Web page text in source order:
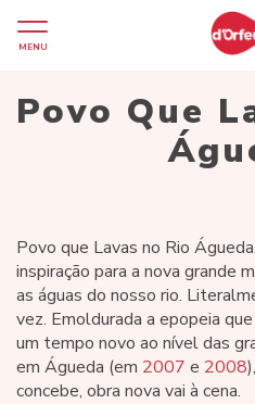
MENU
Povo Que
Povo que Lavas no Rio
inspiração para a nova grande
as águas do nosso rio.
vez. Emoldurada a epopeia
um tempo novo ao nível das
em Águeda (em 2007 e 2008
concebe, obra nova vai à cena.